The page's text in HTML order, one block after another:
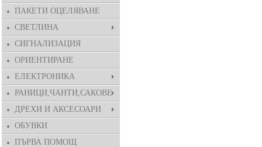
ПАКЕТИ ОЦЕЛЯВАНЕ
СВЕТЛИНА
СИГНАЛИЗАЦИЯ
ОРИЕНТИРАНЕ
ЕЛЕКТРОНИКА
РАНИЦИ,ЧАНТИ,САКОВЕ
ДРЕХИ И АКСЕСОАРИ
ОБУВКИ
ПЪРВА ПОМОЩ